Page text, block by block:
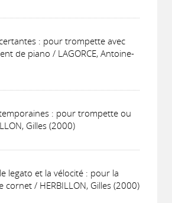
: pour trompette avec
de piano / LAGORCE, Antoine-
: pour trompette ou
Gilles (2000)
legato et la vélocité : pour la
/ HERBILLON, Gilles (2000)